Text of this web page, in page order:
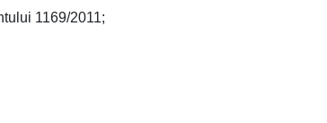
1169/2011;